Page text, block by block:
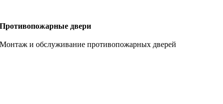
Противопожарные двери
Монтаж и обслуживание противопожарных дверей